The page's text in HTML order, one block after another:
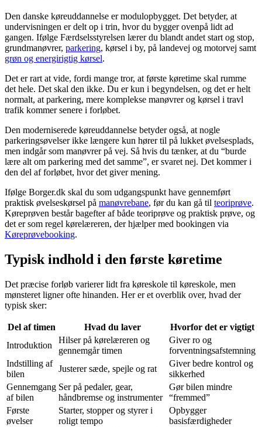
Den danske køreuddannelse er modulopbygget. Det betyder, at
undervisningen er delt op i trin, hvor du bygger ovenpå lidt ad
gangen. Ifølge Færdselsstyrelsen lærer du blandt andet start og stop,
grundmanøvrer, parkering, kørsel i by, på landevej og motorvej samt
grøn og energirigtig kørsel.
Det er rart at vide, fordi mange tror, at første køretime skal rumme
det hele. Det skal den ikke. Du er kun i begyndelsen, og det er helt
normalt, at parkering, mere komplekse manøvrer og kørsel i travl
trafik kommer senere i forløbet.
Den moderniserede køreuddannelse betyder også, at nogle
parkeringsøvelser ikke længere kun hører til på lukket øvelsesplads,
men indgår som manøvrer på vej. Så hvis du tænker, at du “burde
lære alt om parkering med det samme”, er svaret nej. Det kommer i
den del af forløbet, hvor det giver mening.
Ifølge Borger.dk skal du som udgangspunkt have gennemført
praktisk øvelseskørsel på manøvrebane, før du kan gå til teoriprøve.
Køreprøven består bagefter af både teoriprøve og praktisk prøve, og
det er som regel kørelæreren, der hjælper med bookingen via
Køreprøvebooking.
Typisk indhold i den første køretime
Det præcise forløb varierer lidt fra køreskole til køreskole, men
mønsteret ligner ofte hinanden. Her er et overblik over, hvad der
typisk sker:
Del af timen Hvad du laver
Hvorfor det er vigtigt
Introduktion
Hilser på kørelæreren og
gennemgår timen
Giver ro og
forventningsafstemning
Indstilling af
bilen
Justerer sæde, spejle og rat
Giver bedre kontrol og
sikkerhed
Gennemgang
af bilen
Ser på pedaler, gear,
håndbremse og instrumenter
Gør bilen mindre
“fremmed”
Første
øvelser
Starter, stopper og styrer i
roligt tempo
Opbygger
basisfærdigheder